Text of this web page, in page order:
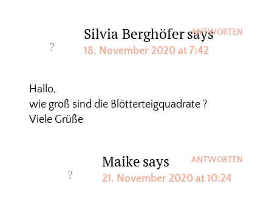
Silvia Berghöfersays
18. November 2020 at 7:42
Hallo,
wie groß sind die Blötterteigquadrate ?
Viele Grüße
ANTWORTEN
Maikesays
21. November 2020 at 10:24
ANTWORTEN